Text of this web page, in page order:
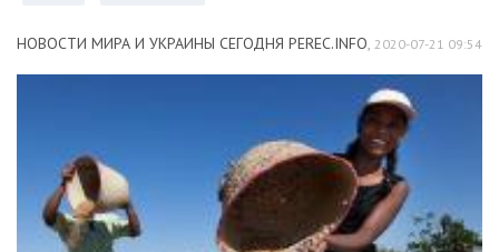
НОВОСТИ МИРА И УКРАИНЫ СЕГОДНЯ PEREC.INFO, 2020-07-21 09:54